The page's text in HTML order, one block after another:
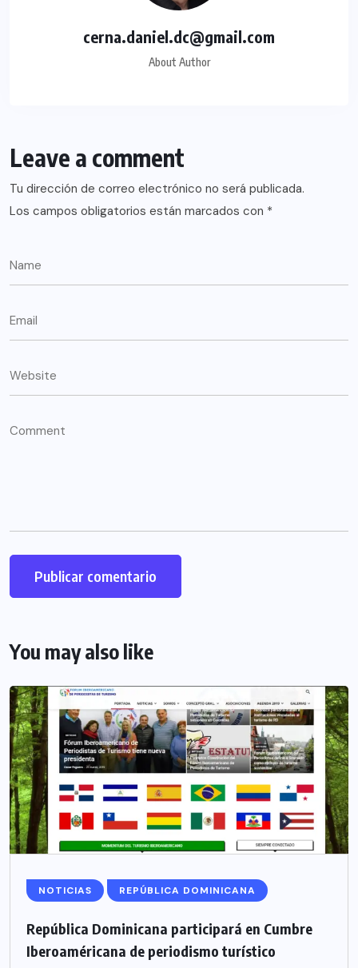
cerna.daniel.dc@gmail.com
About Author
Leave a comment
Tu dirección de correo electrónico no será publicada.
Los campos obligatorios están marcados con *
You may also like
NOTICIAS REPÚBLICA DOMINICANA
República Dominicana participará en Cumbre
Iberoaméricana de periodismo turístico